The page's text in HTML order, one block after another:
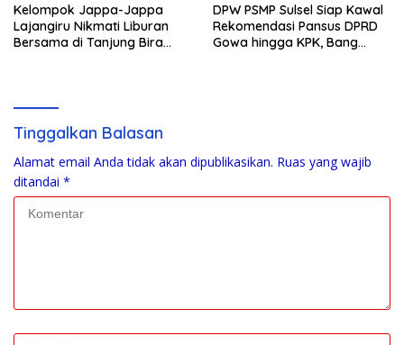
Kelompok Jappa-Jappa
Lajangiru Nikmati Liburan
Bersama di Tanjung Bira
DPW PSMP Sulsel Siap Kawal
Rekomendasi Pansus DPRD
Gowa hingga KPK, Bang
Tinggalkan Balasan
Alamat email Anda tidak akan dipublikasikan. Ruas yang wajib
ditandai *